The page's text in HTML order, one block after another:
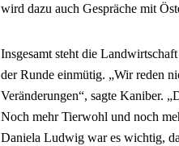
wird dazu auch Gespräche mit
Insgesamt steht die
der Runde einmütig. „Wir reden
Veränderungen“, sagte Kaniber.
Noch mehr Tierwohl und noch
Daniela Ludwig war es wichtig,